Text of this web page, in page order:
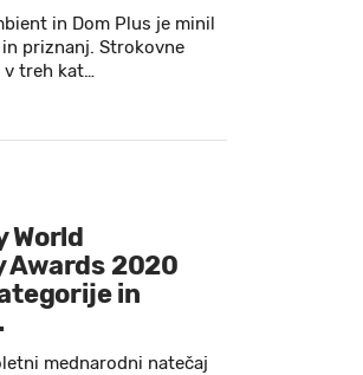
in Dom Plus je minil
priznanj. Strokovne
v treh kat…
World
Awards 2020
in
mednarodni natečaj